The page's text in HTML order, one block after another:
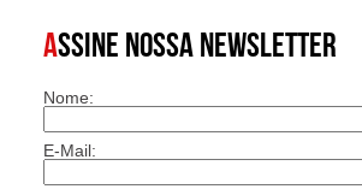
ASSINE NOSSA NEWSLETTER
Nome:
E-Mail: